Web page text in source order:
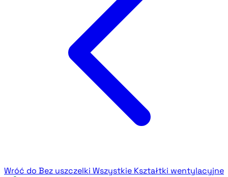
Wróć do Bez uszczelki Wszystkie Kształtki wentylacyjne